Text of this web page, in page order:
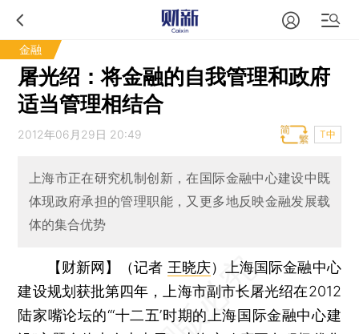
金融
屠光绍：将金融的自我管理和政府
适当管理相结合
2012年06月29日 20:49 T中
上海市正在研究机制创新，在国际金融中心建设中既
体现政府承担的管理职能，又更多地反映金融发展载
体的集合优势
【财新网】（记者 王晓庆）
上海国际金融中心
建设规划获批第四年，上海市副市长屠光绍在2012
陆家嘴论坛的“‘十二五’时期的上海国际金融中心建